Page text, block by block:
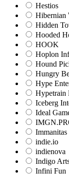
Hestios
Hibernian
Hidden
Hooded
HOOK
Hoplon
Hound
Hungry
Hype
Hypetrain
Iceberg
Ideal
indie.io
indienova
Indigo
Infini Fun